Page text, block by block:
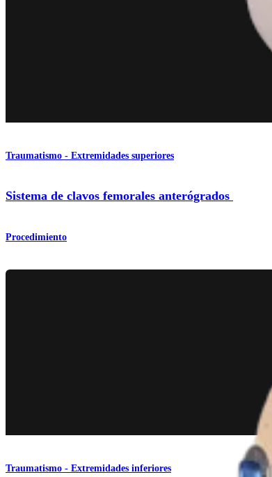
Traumatismo - Extremidades superiores
Sistema de clavos femorales anterógrados
Procedimiento
Traumatismo - Extremidades inferiores